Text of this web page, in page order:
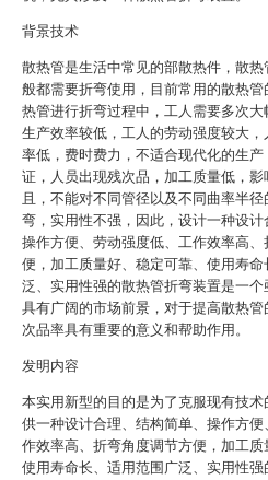
背景技术
散热管是生活中常见的部散热件，散热
般都需要折弯使用，目前常用的散热
热管进行折弯过程中，工人需要多次大
生产效率较低，工人的劳动强度较大，
率低，费时费力，不适合现代化的生
证，人员出现残次品，加工质量低，
且，不能对不同管径以及不同曲率半
弯，实用性不强，因此，设计一种设计
操作方便、劳动强度低、工作效率高
便，加工质量好、稳定可靠、使用寿
泛、实用性强的散热管折弯装置是一个
具有广阔的市场前景，对于提高散热
次品率具有重要的意义和帮助作用。
发明内容
本实用新型的目的是为了克服现有技术
供一种设计合理、结构简单、操作方
作效率高、折弯角度调节方便，加工质
使用寿命长、适用范围广泛、实用性强